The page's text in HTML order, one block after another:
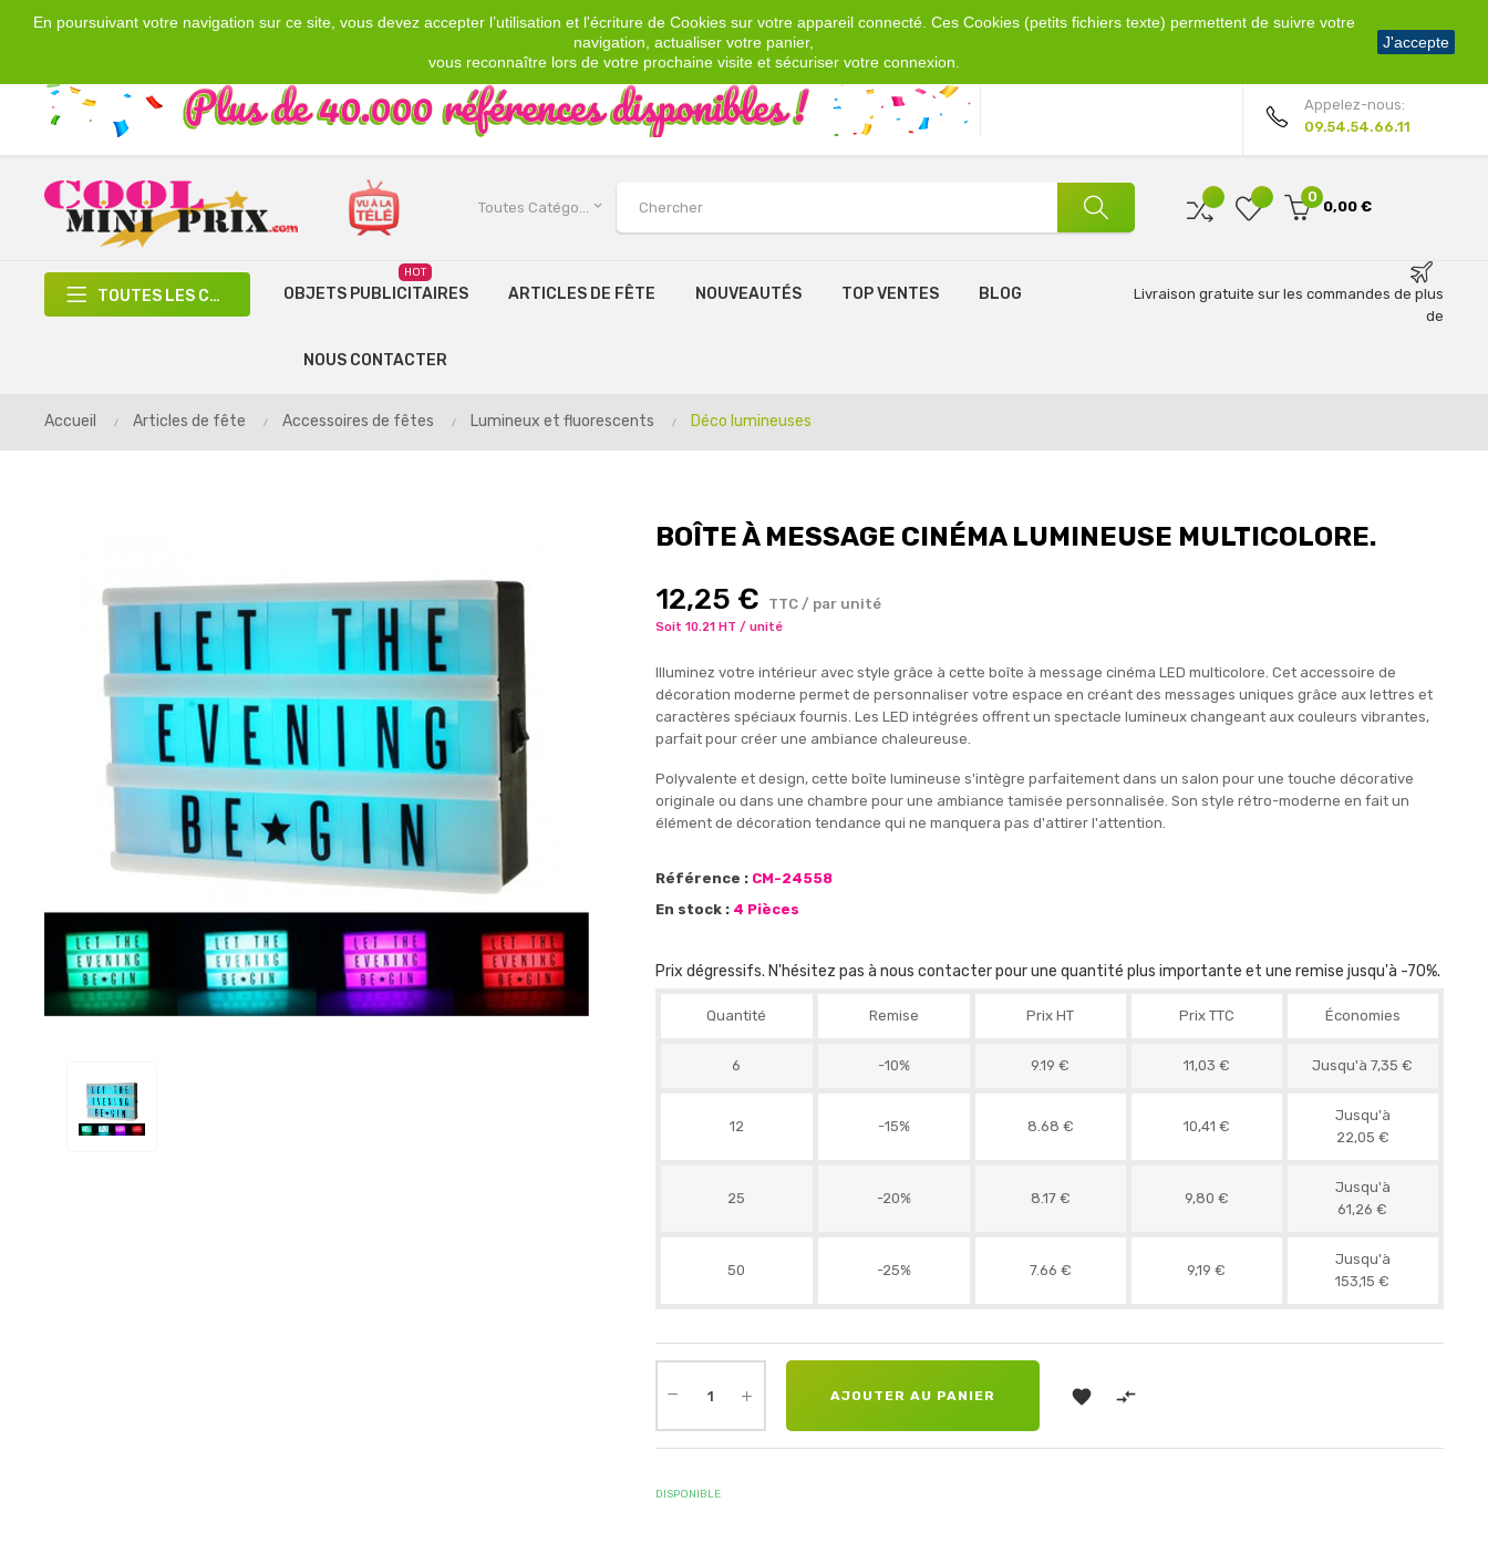
En poursuivant votre navigation sur ce site, vous devez accepter l’utilisation et l'écriture de Cookies sur votre appareil connecté. Ces Cookies (petits fichiers texte) permettent de suivre votre
navigation, actualiser votre panier,
vous reconnaître lors de votre prochaine visite et sécuriser votre connexion.
J'accepte
Emplacement
Devise
Bienvenue !
Mon compte
Appelez-nous:
09.54.54.66.11
Toutes Catégories keyboard_arrow_down
0
0,00 €
TOUTES LES CATÉGORIES OBJETS PUBLICITAIRES
HOT
ARTICLES DE FÊTE NOUVEAUTÉS TOP VENTES BLOG
NOUS CONTACTER
Livraison gratuite sur les commandes de plus
de
Accueil Articles de fête Accessoires de fêtes Lumineux et fluorescents Déco lumineuses
BOÎTE À MESSAGE CINÉMA LUMINEUSE MULTICOLORE.
12,25 € TTC / par unité
Soit 10.21 HT / unité
Illuminez votre intérieur avec style grâce à cette boîte à message cinéma LED multicolore. Cet accessoire de
décoration moderne permet de personnaliser votre espace en créant des messages uniques grâce aux lettres et
caractères spéciaux fournis. Les LED intégrées offrent un spectacle lumineux changeant aux couleurs vibrantes,
parfait pour créer une ambiance chaleureuse.
Polyvalente et design, cette boîte lumineuse s'intègre parfaitement dans un salon pour une touche décorative
originale ou dans une chambre pour une ambiance tamisée personnalisée. Son style rétro-moderne en fait un
élément de décoration tendance qui ne manquera pas d'attirer l'attention.
Référence : CM-24558
En stock : 4 Pièces
Prix dégressifs. N'hésitez pas à nous contacter pour une quantité plus importante et une remise jusqu'à -70%.
Quantité Remise Prix HT Prix TTC Économies
6 -10% 9.19 € 11,03 € Jusqu'à 7,35 €
12 -15% 8.68 € 10,41 €
Jusqu'à
22,05 €
25 -20% 8.17 € 9,80 €
Jusqu'à
61,26 €
50 -25% 7.66 € 9,19 €
Jusqu'à
153,15 €
AJOUTER AU PANIER  
DISPONIBLE